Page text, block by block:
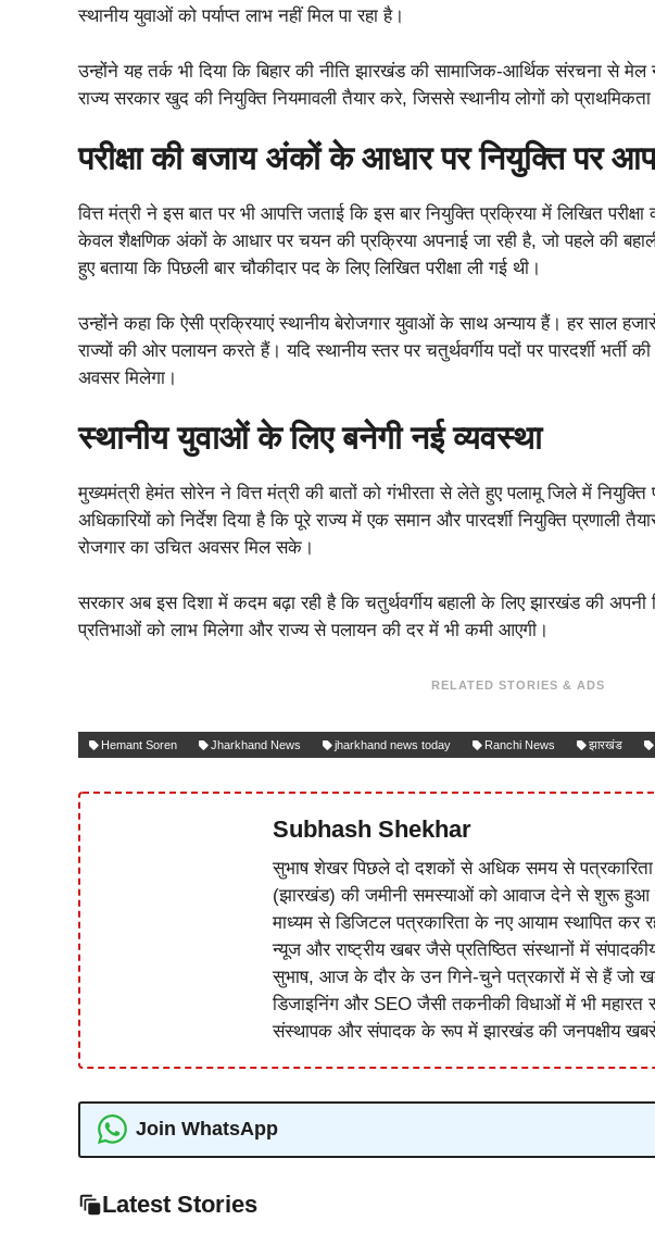
स्थानीय युवाओं को पर्याप्त लाभ नहीं मिल पा रहा है।
उन्होंने यह तर्क भी दिया कि बिहार की नीति झारखंड की सामाजिक-आर्थिक संरचना से
राज्य सरकार खुद की नियुक्ति नियमावली तैयार करे, जिससे स्थानीय लोगों को
परीक्षा की बजाय अंकों के आधार पर नियुक्ति पर
वित्त मंत्री ने इस बात पर भी आपत्ति जताई कि इस बार नियुक्ति प्रक्रिया में लिखित
केवल शैक्षणिक अंकों के आधार पर चयन की प्रक्रिया अपनाई जा रही है, जो पहले की
हुए बताया कि पिछली बार चौकीदार पद के लिए लिखित परीक्षा ली गई थी।
उन्होंने कहा कि ऐसी प्रक्रियाएं स्थानीय बेरोजगार युवाओं के साथ अन्याय हैं। हर साल
राज्यों की ओर पलायन करते हैं। यदि स्थानीय स्तर पर चतुर्थवर्गीय पदों पर पारदर्शी भर्ती
अवसर मिलेगा।
स्थानीय युवाओं के लिए बनेगी नई व्यवस्था
मुख्यमंत्री हेमंत सोरेन ने वित्त मंत्री की बातों को गंभीरता से लेते हुए पलामू जिले में नियुक्ति
अधिकारियों को निर्देश दिया है कि पूरे राज्य में एक समान और पारदर्शी नियुक्ति
रोजगार का उचित अवसर मिल सके।
सरकार अब इस दिशा में कदम बढ़ा रही है कि चतुर्थवर्गीय बहाली के लिए झारखंड की अपनी
प्रतिभाओं को लाभ मिलेगा और राज्य से पलायन की दर में भी कमी आएगी।
RELATED STORIES & ADS
Hemant Soren Jharkhand News jharkhand news today Ranchi News झारखंड
Subhash Shekhar
सुभाष शेखर पिछले दो दशकों से अधिक समय से
(झारखंड) की जमीनी समस्याओं को आवाज देने से शुरू
माध्यम से डिजिटल पत्रकारिता के नए आयाम स्थापित कर
न्यूज और राष्ट्रीय खबर जैसे प्रतिष्ठित संस्थानों में
सुभाष, आज के दौर के उन गिने-चुने पत्रकारों में से हैं जो
डिजाइनिंग और SEO जैसी तकनीकी विधाओं में भी
संस्थापक और संपादक के रूप में झारखंड की जनपक्षीय
Join WhatsApp
Latest Stories